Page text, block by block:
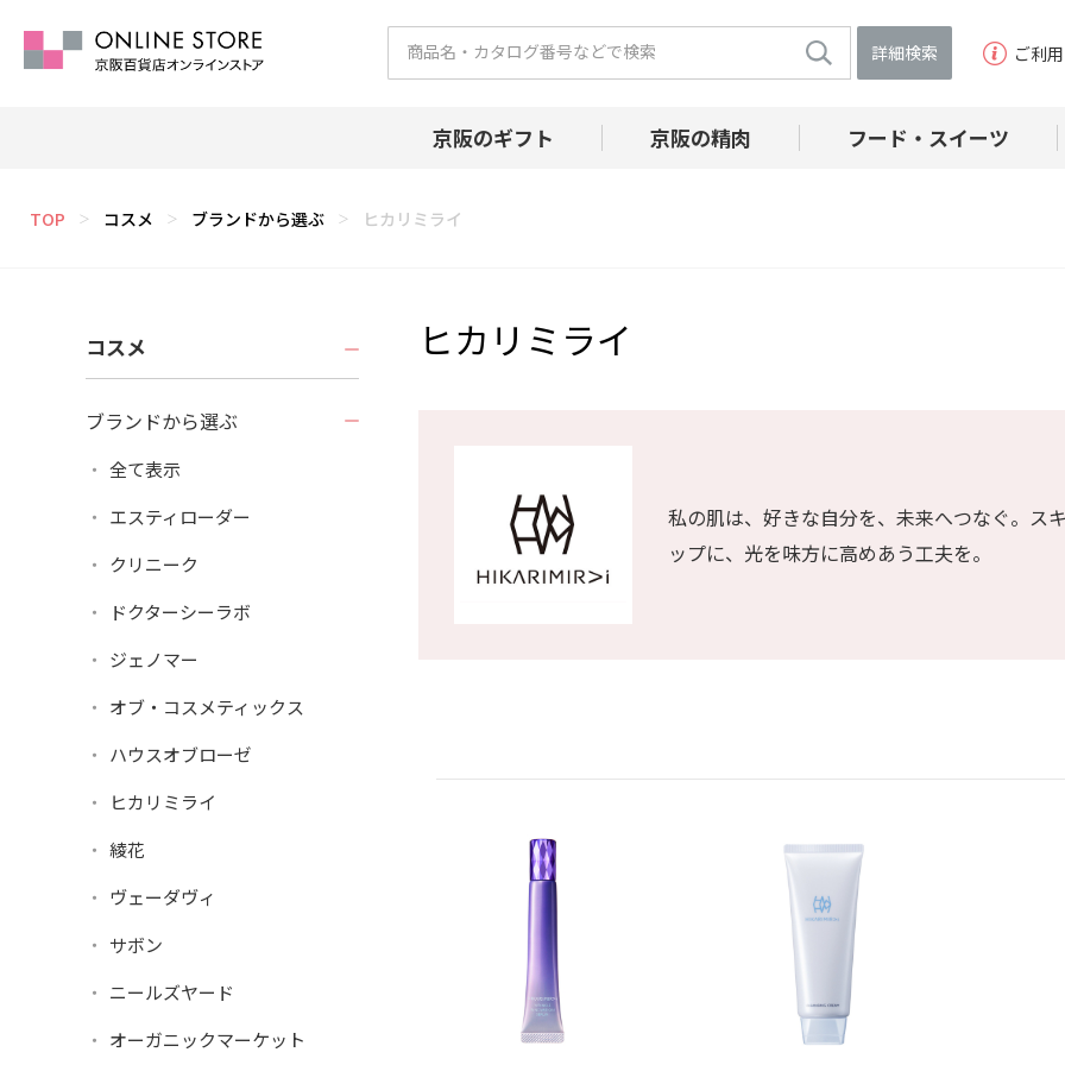
詳細検索 ご利
京阪のギフト 京阪の精肉 フード・スイーツ
TOP ＞ コスメ ＞ ブランドから選ぶ ＞ ヒカリミライ
コスメ
ブランドから選ぶ
全て表示
エスティローダー
クリニーク
ドクターシーラボ
ジェノマー
オブ・コスメティックス
ハウスオブローゼ
ヒカリミライ
綾花
ヴェーダヴィ
サボン
ニールズヤード
オーガニックマーケット
ヒカリミライ
私の肌は、好きな自分を、未来へつなぐ。ス
ップに、光を味方に高めあう工夫を。